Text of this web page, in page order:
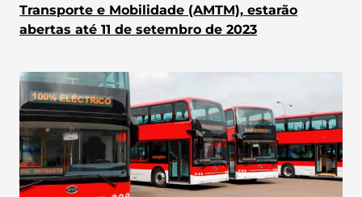
Transporte e Mobilidade (AMTM), estarão
abertas até 11 de setembro de 2023